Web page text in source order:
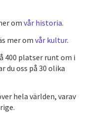
om vår historia.
mer om vår kultur.
400 platser runt om i
du oss på 30 olika
hela världen, varav